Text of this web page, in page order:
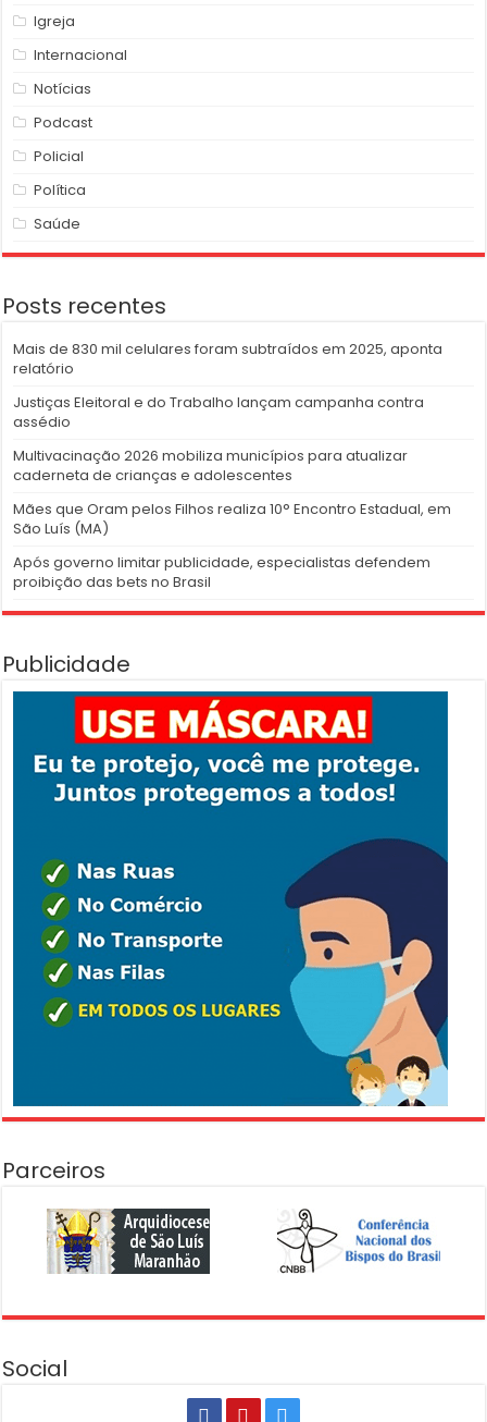
Igreja
Internacional
Notícias
Podcast
Policial
Política
Saúde
Posts recentes
Mais de 830 mil celulares foram subtraídos em 2025, aponta
relatório
Justiças Eleitoral e do Trabalho lançam campanha contra
assédio
Multivacinação 2026 mobiliza municípios para atualizar
caderneta de crianças e adolescentes
Mães que Oram pelos Filhos realiza 10° Encontro Estadual, em
São Luís (MA)
Após governo limitar publicidade, especialistas defendem
proibição das bets no Brasil
Publicidade
Parceiros
Social